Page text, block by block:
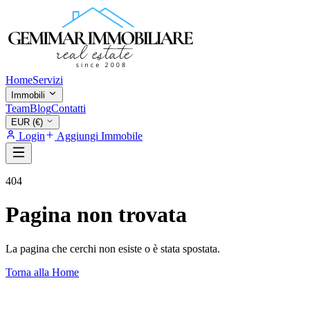
HomeServizi
Immobili
TeamBlogContatti
EUR (€)
Login Aggiungi Immobile
404
Pagina non trovata
La pagina che cerchi non esiste o è stata spostata.
Torna alla Home